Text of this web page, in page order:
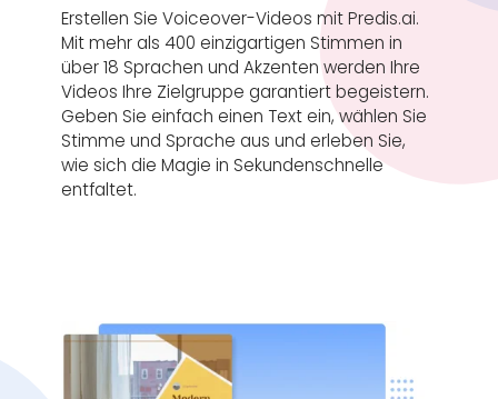
Erstellen Sie Voiceover-Videos mit Predis.ai.
Mit mehr als 400 einzigartigen Stimmen in
über 18 Sprachen und Akzenten werden Ihre
Videos Ihre Zielgruppe garantiert begeistern.
Geben Sie einfach einen Text ein, wählen Sie
Stimme und Sprache aus und erleben Sie,
wie sich die Magie in Sekundenschnelle
entfaltet.